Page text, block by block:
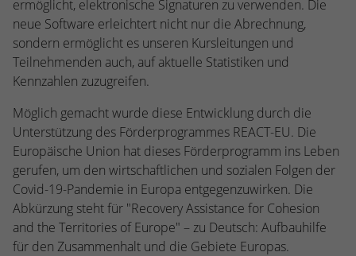
ermöglicht, elektronische Signaturen zu verwenden. Die
neue Software erleichtert nicht nur die Abrechnung,
sondern ermöglicht es unseren Kursleitungen und
Teilnehmenden auch, auf aktuelle Statistiken und
Kennzahlen zuzugreifen.
Möglich gemacht wurde diese Entwicklung durch die
Unterstützung des Förderprogrammes REACT-EU. Die
Europäische Union hat dieses Förderprogramm ins Leben
gerufen, um den wirtschaftlichen und sozialen Folgen der
Covid-19-Pandemie in Europa entgegenzuwirken. Die
Abkürzung steht für "Recovery Assistance for Cohesion
and the Territories of Europe" – zu Deutsch: Aufbauhilfe
für den Zusammenhalt und die Gebiete Europas.
Zweck
Dieses Cookie ist ein Standard-Session-
Cookie von TYPO3. Es speichert im Falle
eines Benutzer-Logins die Session-ID. So
kann der eingeloggte Benutzer
wiedererkannt werden und es wird ihm
Zugang zu geschützten Bereichen gewährt.
Zweck
Besucher-, Sitzungs- und Kampagnendaten
zu berechnen und die Nutzung der
Website für den Analysebericht der
Website zu verfolgen. Die Cookies
speichern Informationen anonym und
weisen eine randoly generierte Nummer
zu, um eindeutige Besucher zu
identifizieren.
Name _gid
Anbieter Google Analytics